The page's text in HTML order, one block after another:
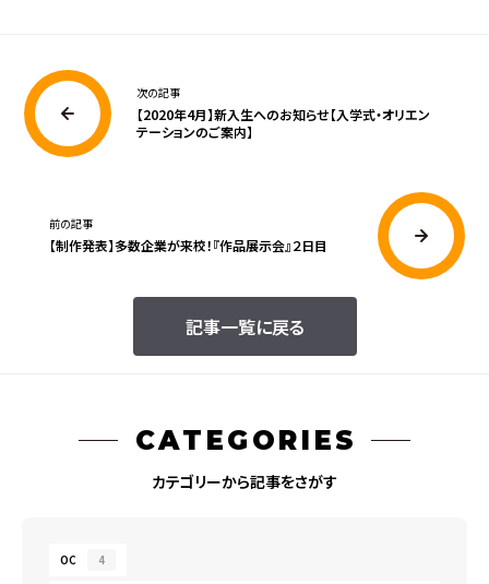
次の記事
【2020年4月】新入生へのお知らせ【入学式・オリエン
テーションのご案内】
記事一覧に戻る
前の記事
【制作発表】多数企業が来校！『作品展示会』２日目
CATEGORIES
カテゴリーから記事をさがす
OC 4